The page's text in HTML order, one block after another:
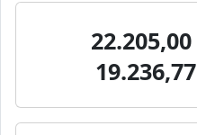
22.205,00
19.236,77